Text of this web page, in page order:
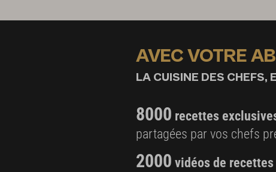
AVEC VOTRE
LA CUISINE DES CHEFS,
8000 recettes
partagées par vos chefs
2000 vidéos de recettes